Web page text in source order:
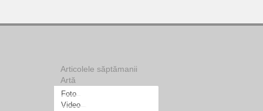
Articolele săptămanii
Artă
Foto
Video